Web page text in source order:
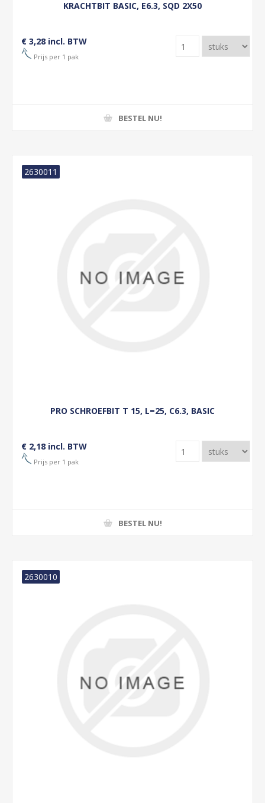
KRACHTBIT BASIC, E6.3, SQD 2X50
€ 3,28 incl. BTW
Prijs per 1 pak
BESTEL NU!
PRO SCHROEFBIT T 15, L=25, C6.3, BASIC
2630011
€ 2,18 incl. BTW
Prijs per 1 pak
BESTEL NU!
2630010